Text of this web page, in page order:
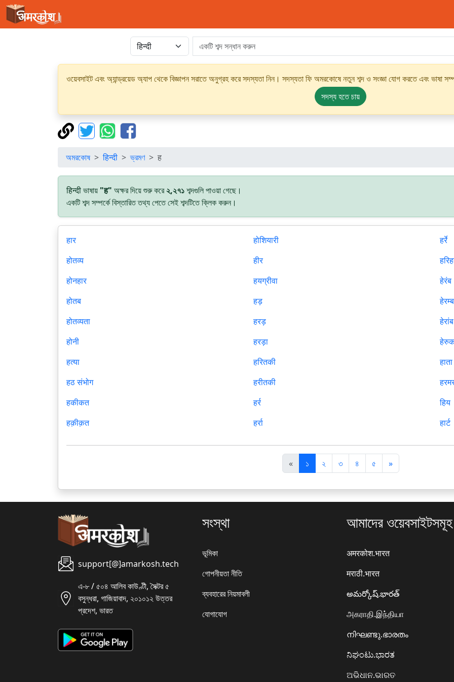
ওয়েবসাইট এবং অ্যান্ড্রয়েড অ্যাপ থেকে বিজ্ঞাপন সরাতে অনুগ্রহ করে সদস্যতা নিন। সদস্যতা ফি অমরকোষে নতুন শব্দ ও সংজ্ঞা যোগ করতে এবং ভাষা
সদস্য হতে চায়
অমরকোষ हिन्दी ভ্রমণ ह
हिन्दी ভাষায় "ह" অক্ষর দিয়ে শুরু করে২,২৭১শব্দগুলি পাওয়া গেছে।
একটি শব্দ সম্পর্কে বিস্তারিত তথ্য পেতে সেই শব্দটিতে ক্লিক করুন।
हार
होतव्य
होनहार
होतब
होतव्यता
होनी
हत्या
हठ संभोग
हकीकत
हक़ीक़त
होशियारी
हीर
हयग्रीवा
हड़
हरड़
हरड़ा
हरितकी
हरीतकी
हर्र
हर्रा
हर्रे
हेरंब
हेरम्ब
हेरांब
हाता
हिय
हार्ट
«पि
छ
ला
১ ২ ৩ ৪ ৫ »अ
ग
ला
support[@]amarkosh.tech
এ-৮ / ৫০৪ আলিব কাউণ্টী, সৈক্টর ৫
বসুন্ধরা, গাজিয়াবাদ, ২০১০১২ উত্তর
প্রদেশ, ভারত
সংস্থা
ভূমিকা
গোপনীয়তা নীতি
ব্যবহারের নিয়মাবলী
যোগাযোগ
আমাদের ওয়েবসাইটসমূহ
अमरकोश.भारत
मराठी.भारत
అమర్కోష్.భారత్
அகராதி.இந்தியா
നിഘണ്ടു.ഭാരതം
ನಿಘಂಟು.ಭಾರತ
ଅଭିଧାନ.ଭାରତ